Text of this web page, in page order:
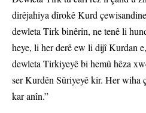
dirêjahiya dîrokê Kurd
dewleta Tirk binêrin, ne tenê li
heye, li her derê ew li dijî Kurdan
dewleta Tirkiyeyê bi hemû hêza
ser Kurdên Sûriyeyê kir. Her wiha
kar anîn.”